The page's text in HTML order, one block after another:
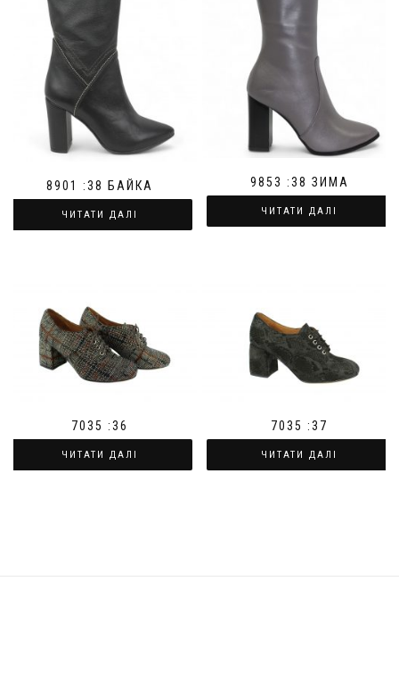
8901 :38 БАЙКА
ЧИТАТИ ДАЛІ
9853 :38 ЗИМА
ЧИТАТИ ДАЛІ
7035 :36
ЧИТАТИ ДАЛІ
7035 :37
ЧИТАТИ ДАЛІ